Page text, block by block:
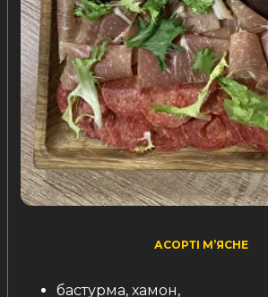
АСОРТІ М’ЯСНЕ
бастурма, хамон,